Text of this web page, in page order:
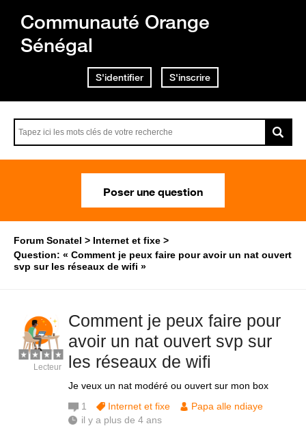
Communauté Orange
Sénégal
S'identifier S'inscrire
Poser une question
Forum Sonatel
Internet et fixe
Question: « Comment je peux faire pour avoir un nat ouvert
svp sur les réseaux de wifi »
Comment je peux faire pour
avoir un nat ouvert svp sur
les réseaux de wifi
Je veux un nat modéré ou ouvert sur mon box
Lecteur
1 Internet et fixe
Papa alle ndiaye
il y a plus de 4 ans